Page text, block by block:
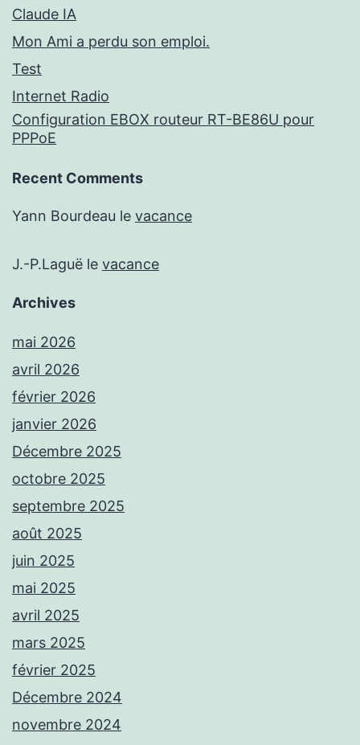
Claude IA
Mon Ami a perdu son emploi.
Test
Internet Radio
Configuration EBOX routeur RT-BE86U pour
PPPoE
Recent Comments
Yann Bourdeau le vacance
J.-P.Laguë le vacance
Archives
mai 2026
avril 2026
février 2026
janvier 2026
Décembre 2025
octobre 2025
septembre 2025
août 2025
juin 2025
mai 2025
avril 2025
mars 2025
février 2025
Décembre 2024
novembre 2024